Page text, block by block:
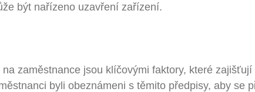
být nařízeno uzavření zařízení.
zaměstnance jsou klíčovými faktory, které
byli obeznámeni s těmito předpisy, aby se